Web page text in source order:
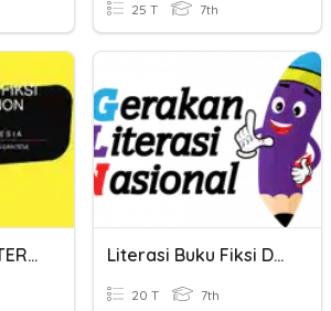
25 T 7th
LATIHAN SOAL LITERASI BUKU FIKISI DAN NONFIKSI Literasi Buku Fiksi Dan Nonfiksi
20 T 7th